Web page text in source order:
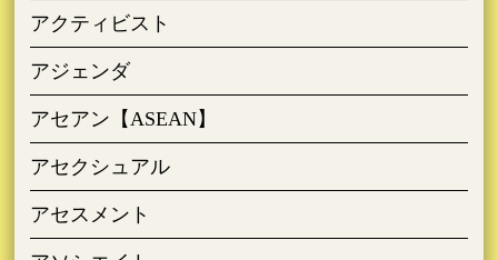
アクティビスト
アジェンダ
アセアン【ASEAN】
アセクシュアル
アセスメント